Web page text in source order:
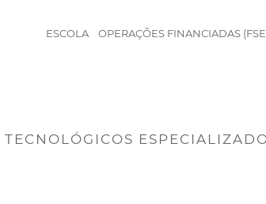
ESCOLA OPERAÇÕES FINANCIADAS
TECNOLÓGICOS